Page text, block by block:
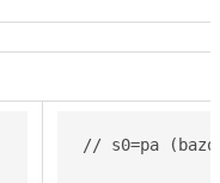
// s0=pa